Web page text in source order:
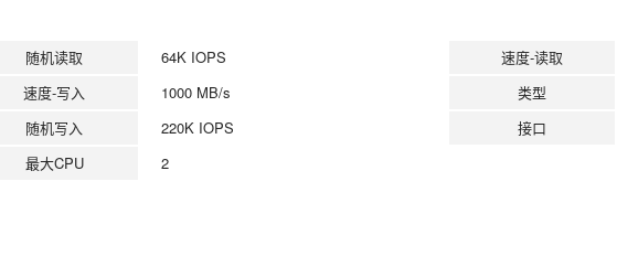
随机读取 64K IOPS 速度-读取
速度-写入
1000 MB/s 类型
随机写入
220K IOPS 接口
最大CPU
2